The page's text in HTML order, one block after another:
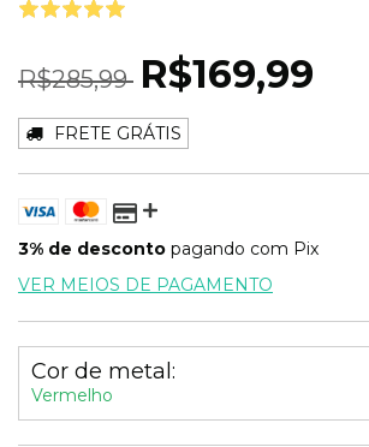
R$285,99 R$169,99
FRETE GRÁTIS
3% de desconto pagando com Pix
VER MEIOS DE PAGAMENTO
Cor de metal:
Vermelho